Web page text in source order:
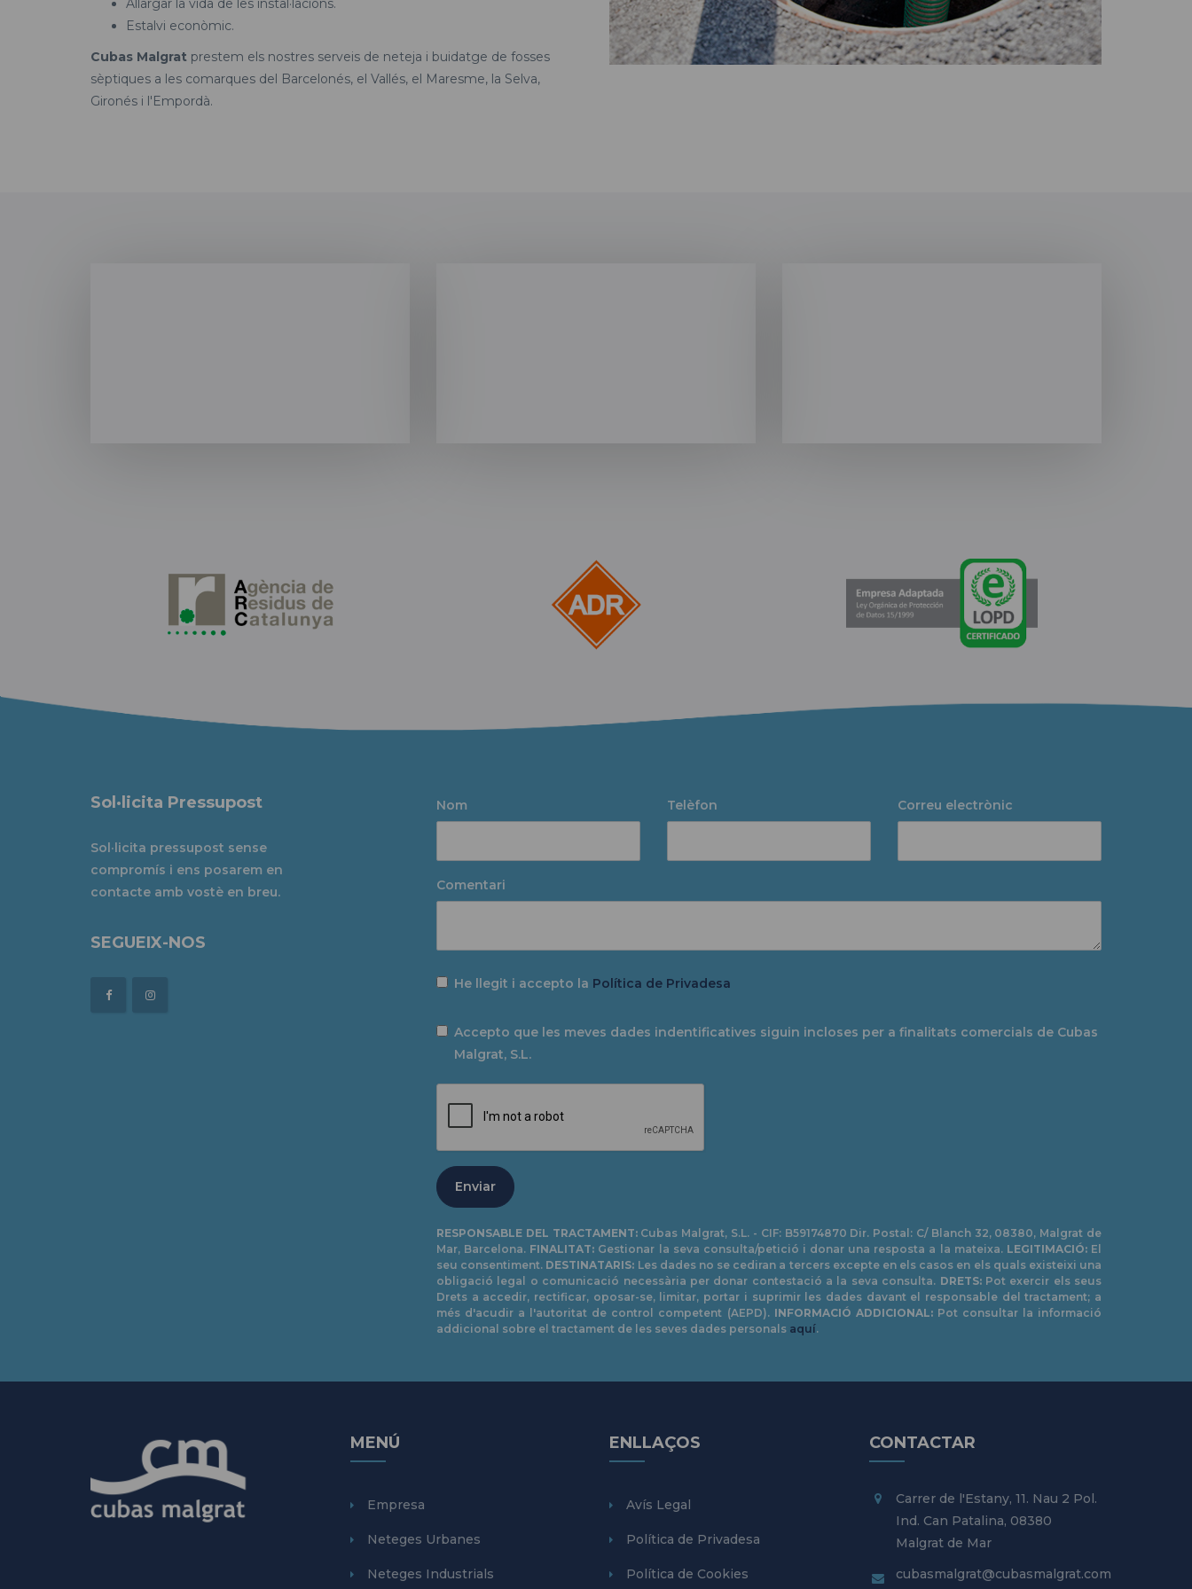
Allargar la vida de les instal·lacions.
Estalvi econòmic.
Cubas Malgrat prestem els nostres serveis de neteja i buidatge de fosses
sèptiques a les comarques del Barcelonés, el Vallés, el Maresme, la Selva,
Gironés i l'Empordà.
Sol·licita Pressupost
Sol·licita pressupost sense
compromís i ens posarem en
contacte amb vostè en breu.
SEGUEIX-NOS
Nom Telèfon Correu electrònic
Comentari
He llegit i accepto la Política de Privadesa
Accepto que les meves dades indentificatives siguin incloses per a finalitats comercials de Cubas
Malgrat, S.L.
Enviar
RESPONSABLE DEL TRACTAMENT:Cubas Malgrat, S.L. - CIF: B59174870 Dir. Postal: C/ Blanch 32, 08380, Malgrat de
Mar, Barcelona. FINALITAT: Gestionar la seva consulta/petició i donar una resposta a la mateixa. LEGITIMACIÓ:El
seu consentiment. DESTINATARIS: Les dades no se cediran a tercers excepte en els casos en els quals existeixi una
obligació legal o comunicació necessària per donar contestació a la seva consulta. DRETS:Pot exercir els seus
Drets a accedir, rectificar, oposar-se, limitar, portar i suprimir les dades davant el responsable del tractament; a
més d'acudir a l'autoritat de control competent (AEPD). INFORMACIÓ ADDICIONAL:Pot consultar la informació
addicional sobre el tractament de les seves dades personals aquí.
MENÚ
Empresa
Neteges Urbanes
Neteges Industrials
ENLLAÇOS
Avís Legal
Política de Privadesa
Política de Cookies
CONTACTAR
Carrer de l'Estany, 11. Nau 2 Pol.
Ind. Can Patalina, 08380
Malgrat de Mar
cubasmalgrat@cubasmalgrat.com